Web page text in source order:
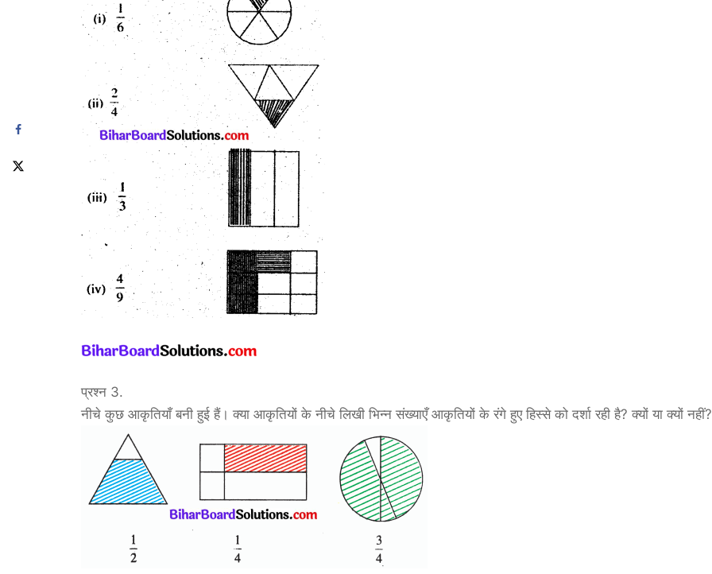
प्रश्न 3.
नीचे कुछ आकृतियाँ बनी हुई हैं। क्या आकृतियों के नीचे लिखी भिन्न संख्याएँ आकृतियों के रंगे हुए हिस्से को दर्शा रही है? क्यों या क्यों नहीं?